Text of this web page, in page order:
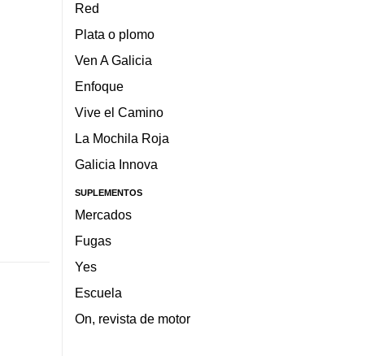
Red
Plata o plomo
Ven A Galicia
Enfoque
Vive el Camino
La Mochila Roja
Galicia Innova
SUPLEMENTOS
Mercados
Fugas
Yes
Escuela
On, revista de motor